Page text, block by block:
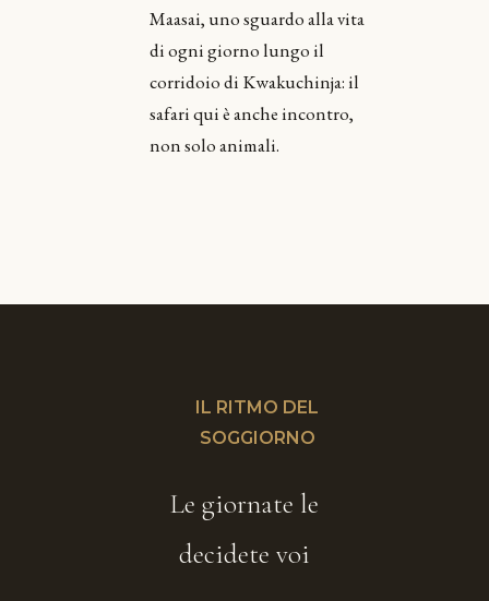
Maasai, uno sguardo alla vita
di ogni giorno lungo il
corridoio di Kwakuchinja: il
safari qui è anche incontro,
non solo animali.
IL RITMO DEL
SOGGIORNO
Le giornate le
decidete voi